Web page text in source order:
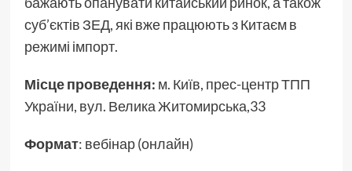
суб’єктів ЗЕД, які вже працюють з Китаєм в
режимі імпорт.
Місце проведення: м. Київ, прес-центр ТПП
України, вул. Велика Житомирська,33
Формат: вебінар (онлайн)